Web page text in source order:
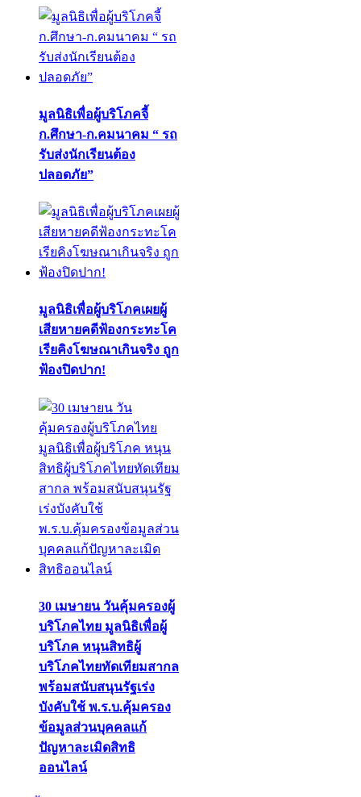
มูลนิธิเพื่อผู้บริโภคจี้
ก.ศึกษา-ก.คมนาคม “ รถ
รับส่งนักเรียนต้อง
ปลอดภัย”
มูลนิธิเพื่อผู้บริโภคเผยผู้
เสียหายคดีฟ้องกระทะโค
เรียคิงโฆษณาเกินจริง ถูก
ฟ้องปิดปาก!
30 เมษายน วันคุ้มครองผู้
บริโภคไทย มูลนิธิเพื่อผู้
บริโภค หนุนสิทธิผู้
บริโภคไทยทัดเทียมสากล
พร้อมสนับสนุนรัฐเร่ง
บังคับใช้ พ.ร.บ.คุ้มครอง
ข้อมูลส่วนบุคคลแก้
ปัญหาละเมิดสิทธิ
ออนไลน์